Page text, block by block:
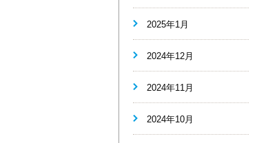
2025年1月
2024年12月
2024年11月
2024年10月